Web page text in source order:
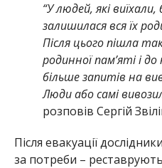
“У людей, які
залишилася вся їх
Після цього пішла
родинної памʼяті і
більше запитів на
Люди або самі
розповів Сергій
Після евакуації
за потреби –